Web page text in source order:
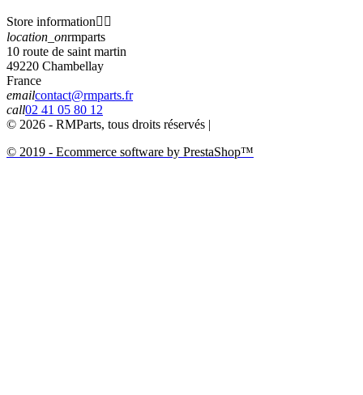
Store information 
location_onrmparts
10 route de saint martin
49220 Chambellay
France
emailcontact@rmparts.fr
call02 41 05 80 12
© 2026 - RMParts, tous droits réservés |
© 2019 - Ecommerce software by PrestaShop™